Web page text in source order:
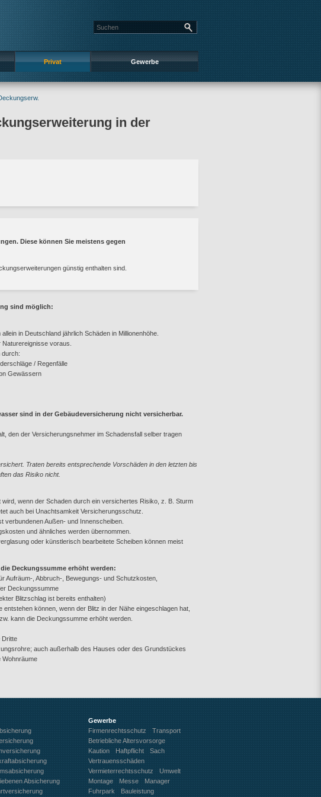
Privat Gewerbe
in der
Diese können Sie meistens gegen
günstig enthalten sind.
sind möglich:
in Deutschland jährlich Schäden in Millionenhöhe.
voraus.
durch:
/ Regenfälle
Gewässern
sind in der Gebäudeversicherung nicht versicherbar.
den der Versicherungsnehmer im Schadensfall selber tragen
Traten bereits entsprechende Vorschäden in den letzten bis
das Risiko nicht.
wenn der Schaden durch ein versichertes Risiko, z. B. Sturm
auch bei Unachtsamkeit Versicherungsschutz.
verbundenen Außen- und Innenscheiben.
und ähnliches werden übernommen.
oder künstlerisch bearbeitete Scheiben können meist
Deckungssumme erhöht werden:
Aufräum-, Abbruch-, Bewegungs- und Schutzkosten,
Deckungssumme
Blitzschlag ist bereits enthalten)
können, wenn der Blitz in der Nähe eingeschlagen hat,
kann die Deckungssumme erhöht werden.
Dritte
auch außerhalb des Hauses oder des Grundstückes
Wohnräume
Absicherung
Gewerbe
Firmenrechtsschutz
Transport
Betriebliche Altersvorsorge
Kaution
Haftpflicht
Sach
Vertrauensschäden
Vermieterrechtsschutz
Umwelt
Montage
Messe
Manager
Fuhrpark
Bauleistung